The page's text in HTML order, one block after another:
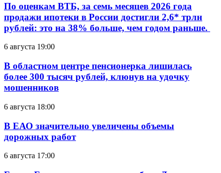
По оценкам ВТБ, за семь месяцев 2026 года
продажи ипотеки в России достигли 2,6* трлн
рублей: это на 38% больше, чем годом раньше.
6 августа 19:00
В областном центре пенсионерка лишилась
более 300 тысяч рублей, клюнув на удочку
мошенников
6 августа 18:00
В ЕАО значительно увеличены объемы
дорожных работ
6 августа 17:00